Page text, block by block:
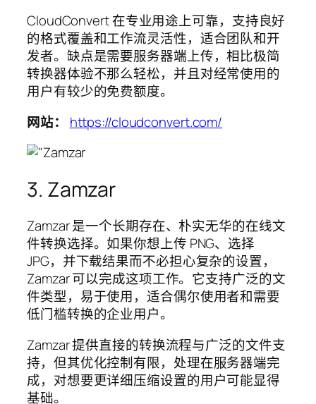
CloudConvert 在专业用途上可靠，支持良好
的格式覆盖和工作流灵活性，适合团队和开
发者。缺点是需要服务器端上传，相比极简
转换器体验不那么轻松，并且对经常使用的
用户有较少的免费额度。
网站：
https://cloudconvert.com/
3. Zamzar
Zamzar 是一个长期存在、朴实无华的在线文
件转换选择。如果你想上传 PNG、选择
JPG，并下载结果而不必担心复杂的设置，
Zamzar 可以完成这项工作。它支持广泛的文
件类型，易于使用，适合偶尔使用者和需要
低门槛转换的企业用户。
Zamzar 提供直接的转换流程与广泛的文件支
持，但其优化控制有限，处理在服务器端完
成，对想要更详细压缩设置的用户可能显得
基础。